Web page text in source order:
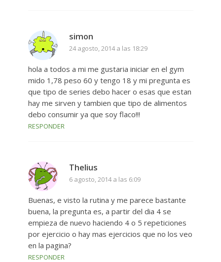
simon
24 agosto, 2014 a las 18:29
hola a todos a mi me gustaria iniciar en el gym
mido 1,78 peso 60 y tengo 18 y mi pregunta es
que tipo de series debo hacer o esas que estan
hay me sirven y tambien que tipo de alimentos
debo consumir ya que soy flaco!!!
RESPONDER
Thelius
6 agosto, 2014 a las 6:09
Buenas, e visto la rutina y me parece bastante
buena, la pregunta es, a partir del dia 4 se
empieza de nuevo haciendo 4 o 5 repeticiones
por ejercicio o hay mas ejercicios que no los veo
en la pagina?
RESPONDER